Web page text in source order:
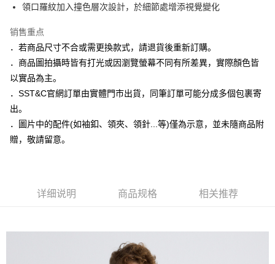
台湾乐天信用卡公司
相关说明
一、關於 AFTEE先享後付
1. 於付款方式選擇AFTEE先享後付，將跳出AFTEE先享後付手機驗證視
窗。
2. 進行簡訊驗證之後，即可完成結帳手續。
3. 訂單確認後不需事先繳費，商品會配送至您的指定地址。
AFTEE APP推播通知。
5. 收到商品當下無需繳費，確認無誤後，請再利用繳費通知簡訊或AFTEE
APP於四大便利商店‧ATM/網銀等方式進行付款。
繳費期限，為商家向您請款的時間，再加上使用AFTEE可延長的天數所計算
出。使用AFTEE下訂可以延長您收到商品前的繳費天數，但無法保證一定能
1. 初次使用 AFTEE 時，將依認證結果及本公司審查結果，核予每個人不同
运送方式
新竹物流宅配
每笔NT$120，满NT$3,000(含以上)免运费
新竹物流離島宅配
領口羅紋加入撞色層次設計，於細節處增添視覺變化
销售重点
．若商品尺寸不合或需更換款式，請退貨後重新訂購。
．商品圖拍攝時皆有打光或因瀏覽螢幕不同有所差異，實際顏色皆
以實品為主。
．SST&C官網訂單由實體門市出貨，同筆訂單可能分成多個包裹寄
出。
．圖片中的配件(如袖釦、領夾、領針...等)僅為示意，並未隨商品附
贈，敬請留意。
详细说明 商品规格 相关推荐